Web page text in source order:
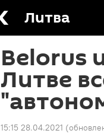
Литва
Belorus
Литве
15:15 28.04.2021